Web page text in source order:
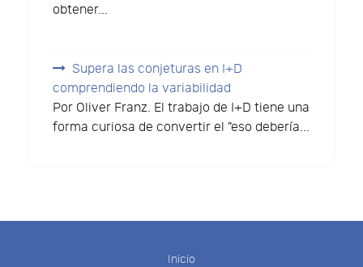
obtener...
Supera las conjeturas en I+D
comprendiendo la variabilidad
Por Oliver Franz. El trabajo de I+D tiene una
forma curiosa de convertir el "eso debería...
Inicio